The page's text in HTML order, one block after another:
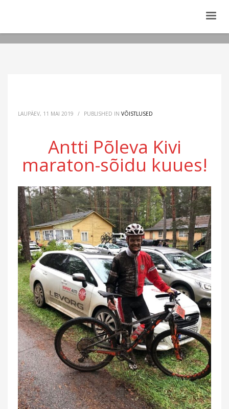
LAUPÄEV, 11 MAI 2019 / PUBLISHED IN VÕISTLUSED
Antti Põleva Kivi
maraton-sõidu kuues!